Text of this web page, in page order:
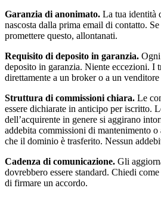
Garanzia di anonimato. La tua identità
nascosta dalla prima email di contatto.
promettere questo, allontanati.
Requisito di deposito in garanzia.
deposito in garanzia. Niente eccezioni. I
direttamente a un broker o a un
Struttura di commissioni chiara. Le
essere dichiarate in anticipo per iscritto.
dell’acquirente in genere si aggirano
addebita commissioni di mantenimento
che il dominio è trasferito. Nessun
Cadenza di comunicazione. Gli
dovrebbero essere standard. Chiedi
di firmare un accordo.